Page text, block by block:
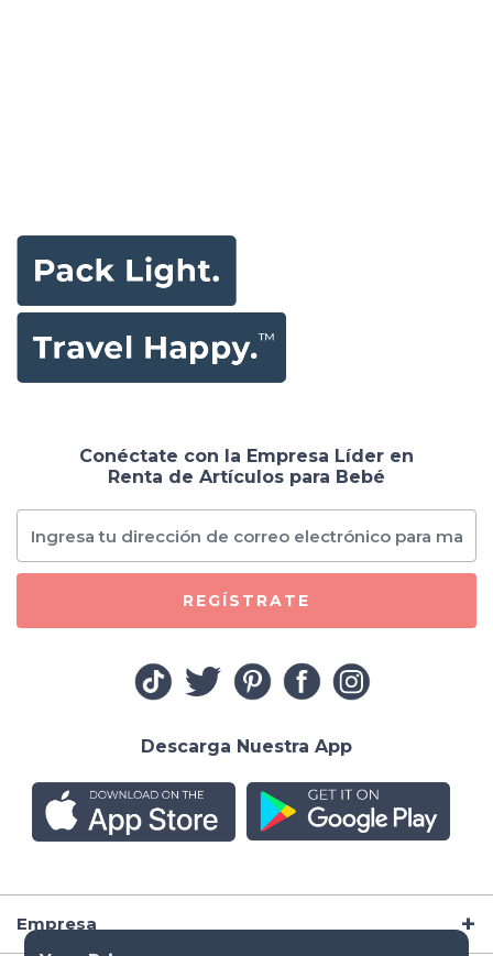
Empresa
Conéctate con la Empresa Líder en
Renta de Artículos para Bebé
REGÍSTRATE
Descarga Nuestra App